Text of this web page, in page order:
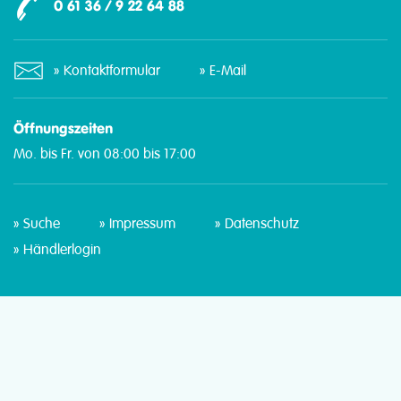
0 61 36 / 9 22 64 88
Kontaktformular E-Mail
Öffnungszeiten
Mo. bis Fr. von 08:00 bis 17:00
Suche Impressum
Datenschutz
Händlerlogin